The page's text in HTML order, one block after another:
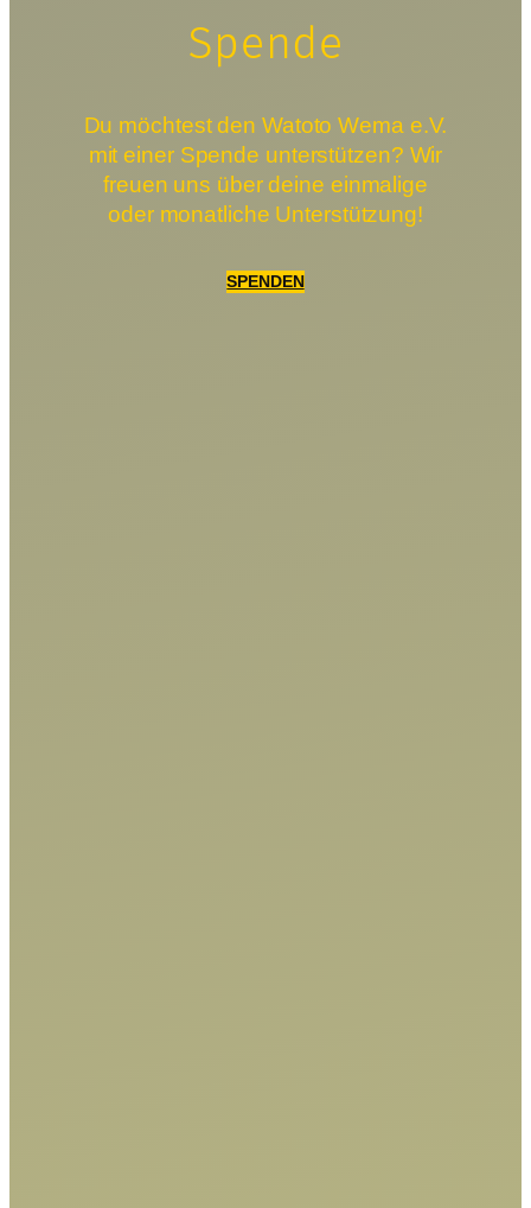
Spende
Du möchtest den Watoto Wema e.V.
mit einer Spende unterstützen? Wir
freuen uns über deine einmalige
oder monatliche Unterstützung!
SPENDEN